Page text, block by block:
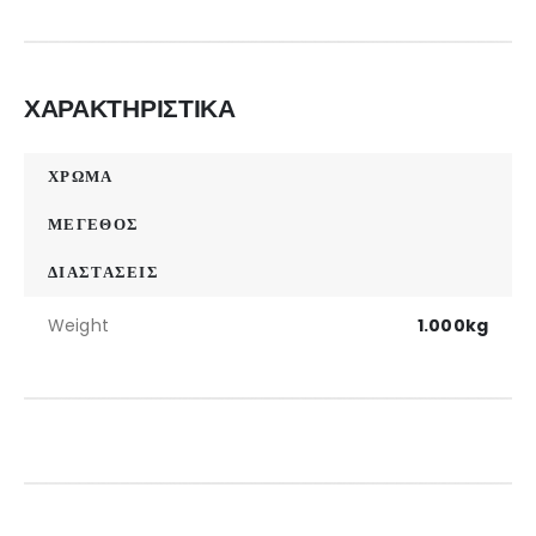
ΧΑΡΑΚΤΗΡΙΣΤΙΚΑ
ΧΡΩΜΑ
ΜΕΓΕΘΟΣ
ΔΙΑΣΤΑΣΕΙΣ
Weight 1.000kg